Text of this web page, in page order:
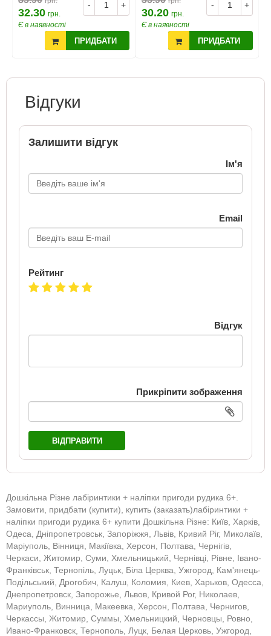
- +
32.30 грн.
Є в наявності
ПРИДБАТИ
- +
30.20 грн.
Є в наявності
ПРИДБАТИ
Відгуки
Залишити відгук
Ім'я
Email
Рейтинг
Відгук
Прикріпити зображення
ВІДПРАВИТИ
Дошкільна Різне лабіринтики + наліпки пригоди рудика 6+.
Замовити, придбати (купити), купить (заказать)лабіринтики +
наліпки пригоди рудика 6+ купити Дошкільна Різне: Київ, Харків,
Одеса, Дніпропетровськ, Запоріжжя, Львів, Кривий Ріг, Миколаїв,
Маріуполь, Вінниця, Макіївка, Херсон, Полтава, Чернігів,
Черкаси, Житомир, Суми, Хмельницький, Чернівці, Рівне, Івано-
Франківськ, Тернопіль, Луцьк, Біла Церква, Ужгород, Кам'янець-
Подільський, Дрогобич, Калуш, Коломия, Киев, Харьков, Одесса,
Днепропетровск, Запорожье, Львов, Кривой Рог, Николаев,
Мариуполь, Винница, Макеевка, Херсон, Полтава, Чернигов,
Черкассы, Житомир, Суммы, Хмельницкий, Черновцы, Ровно,
Ивано-Франковск, Тернополь, Луцк, Белая Церковь, Ужгород,